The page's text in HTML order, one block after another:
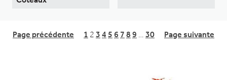
Page précédente 1 2 3 4 5 6 7 8 9 30 Page suivante